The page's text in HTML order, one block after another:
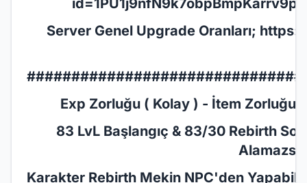
Server Genel Upgrade Oranları;
Exp Zorluğu ( Kolay ) - İtem Zorluğu
83 LvL Başlangıç & 83/30 Rebirth
Karakter Rebirth Mekin NPC'den